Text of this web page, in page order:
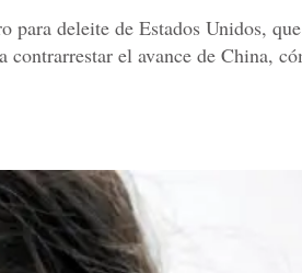
para deleite de Estados Unidos, que
contrarrestar el avance de China,